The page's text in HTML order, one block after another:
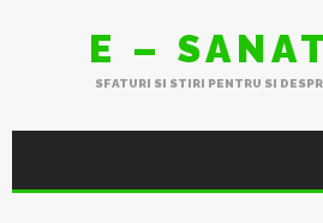
E –
SFATURI SI STIRI PENTRU SI